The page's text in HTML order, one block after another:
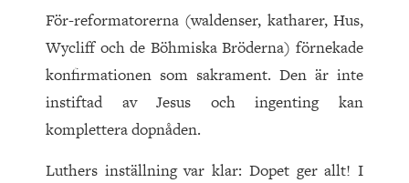
För-reformatorerna (waldenser, katharer, Hus,
Wycliff och de Böhmiska Bröderna) förnekade
konfirmationen som sakrament. Den är inte
instiftad av Jesus och ingenting kan
komplettera dopnåden.
Luthers inställning var klar: Dopet ger allt! I